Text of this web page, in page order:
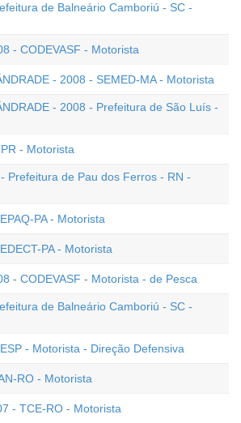
de Balneário Camboriú - SC -
- CODEVASF - Motorista
- 2008 - SEMED-MA - Motorista
- 2008 - Prefeitura de São Luís -
- Motorista
Prefeitura de Pau dos Ferros - RN -
PA - Motorista
PA - Motorista
- CODEVASF - Motorista - de Pesca
de Balneário Camboriú - SC -
- Motorista - Direção Defensiva
RO - Motorista
- TCE-RO - Motorista